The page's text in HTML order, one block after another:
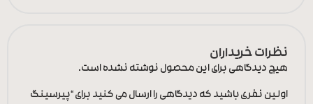
نظرات خریداران
هیچ دیدگاهی برای این محصول نوشته نشده است.
اولین نفری باشید که دیدگاهی را ارسال می کنید برای “پیرسینگ